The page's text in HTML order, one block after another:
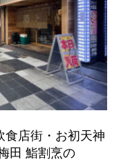
食店街・お初天神
田 鮨割烹の